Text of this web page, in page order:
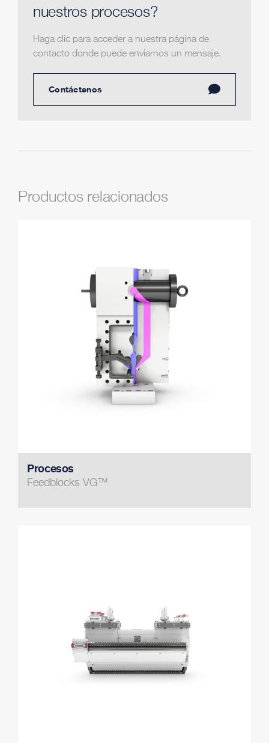
nuestros procesos?
Haga clic para acceder a nuestra página de
contacto donde puede enviarnos un mensaje.
Contáctenos
Productos relacionados
Procesos
Feedblocks VG™